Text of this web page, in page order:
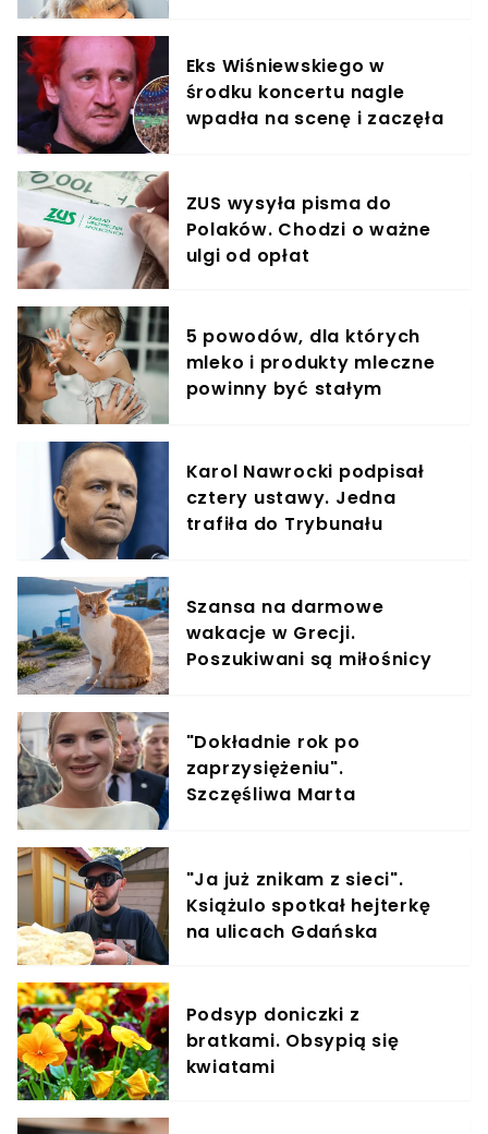
Eks Wiśniewskiego w
środku koncertu nagle
wpadła na scenę i zaczęła
ZUS wysyła pisma do
Polaków. Chodzi o ważne
ulgi od opłat
5 powodów, dla których
mleko i produkty mleczne
powinny być stałym
Karol Nawrocki podpisał
cztery ustawy. Jedna
trafiła do Trybunału
Szansa na darmowe
wakacje w Grecji.
Poszukiwani są miłośnicy
"Dokładnie rok po
zaprzysiężeniu".
Szczęśliwa Marta
"Ja już znikam z sieci".
Książulo spotkał hejterkę
na ulicach Gdańska
Podsyp doniczki z
bratkami. Obsypią się
kwiatami